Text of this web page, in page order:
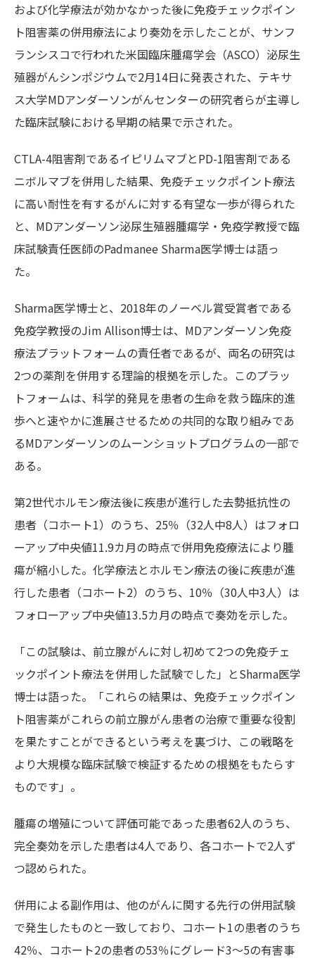
および化学療法が効かなかった後に免疫チェックポイン
ト阻害薬の併用療法により奏効を示したことが、サンフ
ランシスコで行われた米国臨床腫瘍学会（ASCO）泌尿生
殖器がんシンポジウムで2月14日に発表された、テキサ
ス大学MDアンダーソンがんセンターの研究者らが主導し
た臨床試験における早期の結果で示された。
CTLA-4阻害剤であるイピリムマブとPD-1阻害剤である
ニボルマブを併用した結果、免疫チェックポイント療法
に高い耐性を有するがんに対する有望な一歩が得られた
と、MDアンダーソン泌尿生殖器腫瘍学・免疫学教授で臨
床試験責任医師のPadmanee Sharma医学博士は語っ
た。
Sharma医学博士と、2018年のノーベル賞受賞者である
免疫学教授のJim Allison博士は、MDアンダーソン免疫
療法プラットフォームの責任者であるが、両名の研究は
2つの薬剤を併用する理論的根拠を示した。このプラッ
トフォームは、科学的発見を患者の生命を救う臨床的進
歩へと速やかに進展させるための共同的な取り組みであ
るMDアンダーソンのムーンショットプログラムの一部で
ある。
第2世代ホルモン療法後に疾患が進行した去勢抵抗性の
患者（コホート1）のうち、25％（32人中8人）はフォロ
ーアップ中央値11.9カ月の時点で併用免疫療法により腫
瘍が縮小した。化学療法とホルモン療法の後に疾患が進
行した患者（コホート2）のうち、10％（30人中3人）は
フォローアップ中央値13.5カ月の時点で奏効を示した。
「この試験は、前立腺がんに対し初めて2つの免疫チェ
ックポイント療法を併用した試験でした」とSharma医学
博士は語った。「これらの結果は、免疫チェックポイン
ト阻害薬がこれらの前立腺がん患者の治療で重要な役割
を果たすことができるという考えを裏づけ、この戦略を
より大規模な臨床試験で検証するための根拠をもたらす
ものです」。
腫瘍の増殖について評価可能であった患者62人のうち、
完全奏効を示した患者は4人であり、各コホートで2人ず
つ認められた。
併用による副作用は、他のがんに関する先行の併用試験
で発生したものと一致しており、コホート1の患者のうち
42％、コホート2の患者の53％にグレード3～5の有害事